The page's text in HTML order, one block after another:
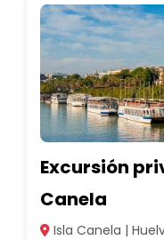
Excursión
Canela
Isla Canela |